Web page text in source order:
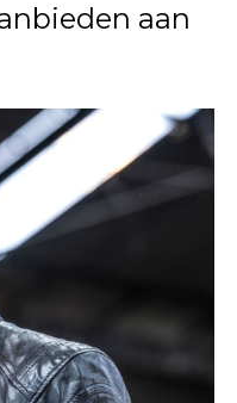
aan